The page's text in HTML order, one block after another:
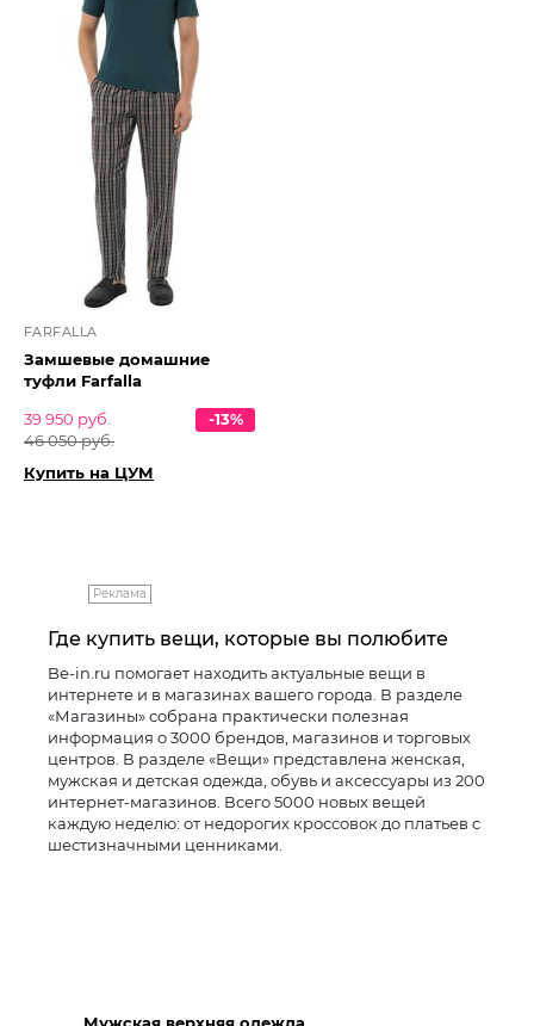
FARFALLA
Замшевые домашние
туфли Farfalla
39 950 руб.
46 050 руб.
-13%
Купить на ЦУМ
Реклама
Где купить вещи, которые вы полюбите
Be-in.ru помогает находить актуальные вещи в
интернете и в магазинах вашего города. В разделе
«Магазины» собрана практически полезная
информация о 3000 брендов, магазинов и торговых
центров. В разделе «Вещи» представлена женская,
мужская и детская одежда, обувь и аксессуары из 200
интернет-магазинов. Всего 5000 новых вещей
каждую неделю: от недорогих кроссовок до платьев с
шестизначными ценниками.